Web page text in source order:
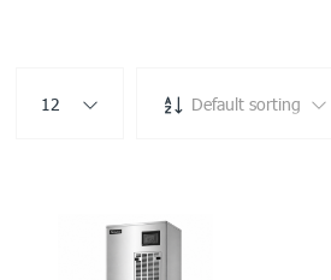
12 Default sorting